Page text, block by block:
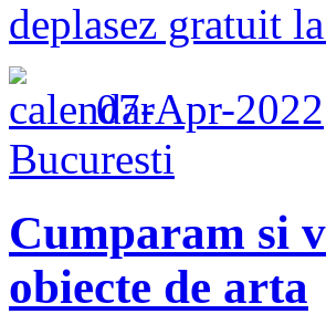
deplasez gratuit
07-Apr-2022
Bucuresti
Cumparam si
obiecte de arta